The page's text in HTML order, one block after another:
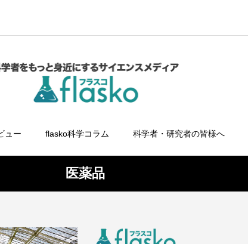
ュー flasko科学コラム 科学者・研究者の皆様へ
医薬品